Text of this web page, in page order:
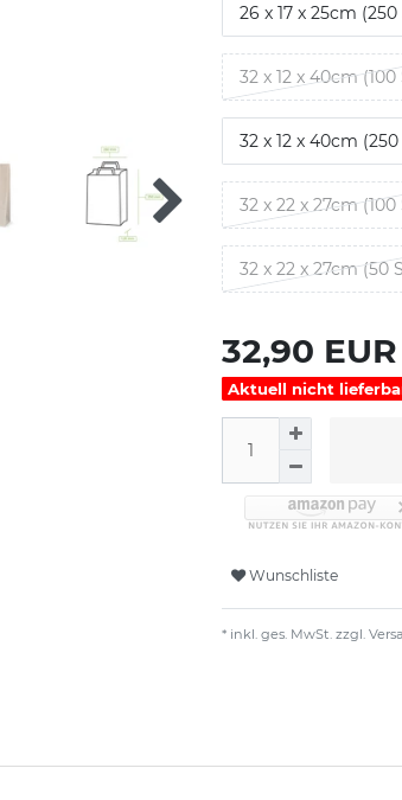
26 x 17 x 25cm
32 x 12 x 40cm (100
32 x 12 x 40cm
32 x 22 x 27cm (100
32 x 22 x 27cm (50
32,90 EUR
Aktuell nicht
Wunschliste
* inkl. ges. MwSt. zzgl.